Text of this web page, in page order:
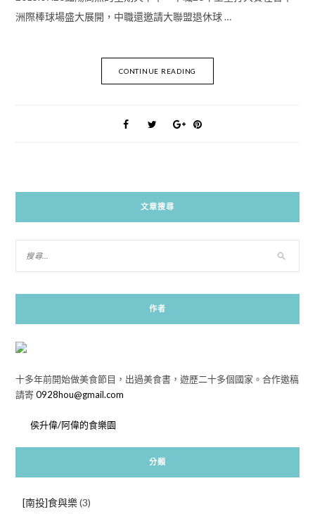
洲際棒球場盛大展開，中職還邀請大聯盟退休球 …
CONTINUE READING
文章搜尋
作者
十多年前開始做美食節目，出過美食書，遊歷二十多個國家。合作邀稿
請寄0928hou@gmail.com
侯升偉/阿偉的食樂園
分類
[南投]食與樂(3)